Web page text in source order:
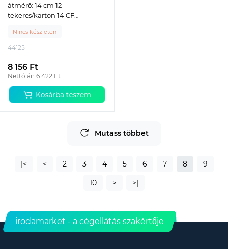
átmérő: 14 cm 12
tekercs/karton 14 CF
havanna barna
Nincs készleten
44125
8 156 Ft
Nettó ár: 6 422 Ft
Kosárba teszem
Mutass többet
|< < 2 3 4 5 6 7 8 9
10 > >|
irodamarket - a cégellátás szakértője